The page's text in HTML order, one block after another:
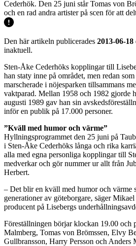
Cederhök. Den 25 juni står Tomas von
och en rad andra artister på scen för att
Den här artikeln publicerades 2013-06-18
inaktuell.
Sten-Åke Cederhöks kopplingar till
han staty inne på området, men redan
marscherade i nöjesparken tillsammans
vaktparad. Mellan 1958 och 1982 gjorde
augusti 1989 gav han sin
inför en publik på 17.000 personer.
”Kväll med humor och värme”
Hyllningsprogrammet den 25 juni på
i Sten-Åke Cederhöks långa och rika
alla med egna personliga kopplingar till
medverkar och gör nummer ur allt från
Herbert.
– Det blir en kväll med humor och värme
generationer av göteborgare, säger
producent på Lisebergs
Föreställningen börjar klockan 19.00 och
Malmberg, Tomas von Brömssen, Elvy
Gullbransson, Harry Persson och Anders